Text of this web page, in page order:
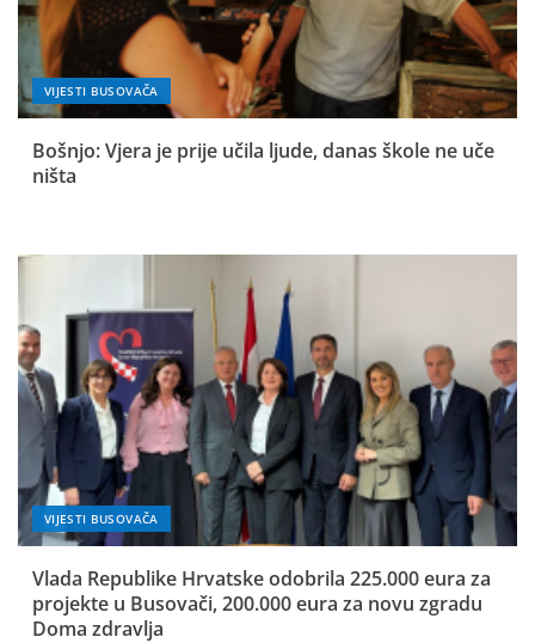
VIJESTI BUSOVAČA
Bošnjo: Vjera je prije učila ljude, danas škole ne uče
ništa
VIJESTI BUSOVAČA
Vlada Republike Hrvatske odobrila 225.000 eura za
projekte u Busovači, 200.000 eura za novu zgradu
Doma zdravlja